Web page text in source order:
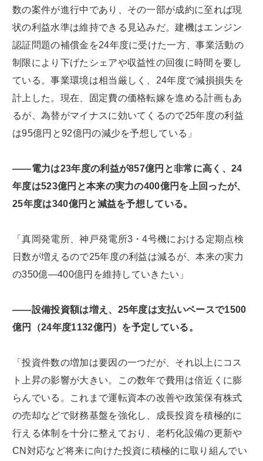
数の案件が進行中であり、その一部が成約に至れば現
状の利益水準は維持できる見込みだ。建機はエンジン
認証問題の補償金を24年度に受けた一方、事業活動の
制限により下げたシェアや収益性の回復に時間を要し
ている。事業環境は相当厳しく、24年度で減損損失を
計上した。現在、固定費の価格転嫁を進める計画もあ
るが、為替がマイナスに効いてくるので25年度の利益
は95億円と92億円の減少を予想している」
――電力は23年度の利益が857億円と非常に高く、24
年度は523億円と本来の実力の400億円を上回ったが、
25年度は340億円と減益を予想している。
「真岡発電所、神戸発電所3・4号機における定期点検
日数が増えるので25年度の利益は減るが、本来の実力
の350億―400億円を維持していきたい」
――設備投資額は増え、25年度は支払いベースで1500
億円（24年度1132億円）を予定している。
「投資件数の増加は要因の一つだが、それ以上にコス
ト上昇の影響が大きい。この数年で費用は倍近くに膨
らんでいる。これまで運転資本の改善や政策保有株式
の売却などで財務基盤を強化し、成長投資を積極的に
行える体制を十分に整えており、老朽化設備の更新や
CN対応など将来に向けた投資に積極的に取り組んでい